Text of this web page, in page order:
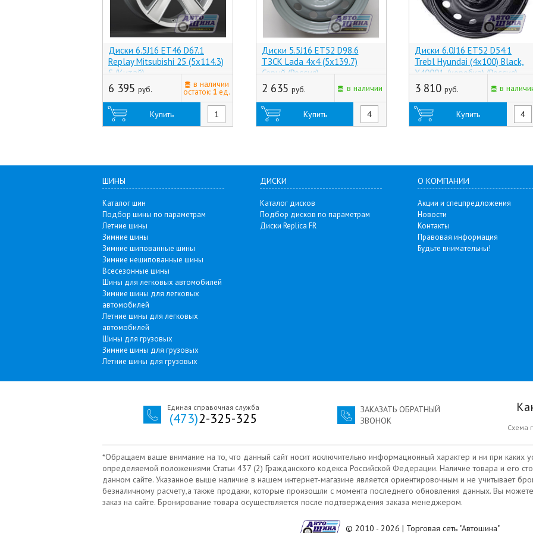
Диски 6.5J16 ET46 D67.1
Replay Mitsubishi 25 (5x114.3)
S (Китай)
6 395 руб.
в наличии
остаток:1 ед.
Купить
Диски 5.5J16 ET52 D98.6
ТЗСК Lada 4x4 (5x139.7)
Серый (Россия)
2 635 руб. в наличии
Купить
Диски 6.0J16 ET52 D54.1
Trebl Hyundai (4x100) Black,
X40001, (коробка) (Россия)
3 810 руб. в
Купить
ШИНЫ
Каталог шин
Подбор шины по параметрам
Летние шины
Зимние шины
Зимние шипованные шины
Зимние нешипованные шины
Всесезонные шины
Шины для легковых автомобилей
Зимние шины для легковых
автомобилей
Летние шины для легковых
автомобилей
Шины для грузовых
Зимние шины для грузовых
Летние шины для грузовых
ДИСКИ
Каталог дисков
Подбор дисков по параметрам
Диски Replica FR
О КОМПАНИИ
Акции и спецпредложения
Новости
Контакты
Правовая информация
Будьте внимательны!
Единая справочная служба
(473)2-325-325
ЗАКАЗАТЬ ОБРАТНЫЙ
ЗВОНОК
Схема
*Обращаем ваше внимание на то, что данный сайт носит исключительно информационный характер и ни при каких
определяемой положениями Статьи 437 (2) Гражданского кодекса Российской Федерации. Наличие товара и его
данном сайте. Указанное выше наличие в нашем интернет-магазине является ориентировочным и не учитывает
безналичному расчету‚а также продажи, которые произошли с момента последнего обновления данных. Вы
заказ на сайте. Бронирование товара осуществляется после подтверждения заказа менеджером.
© 2010 - 2026 | Торговая сеть "Автошина"